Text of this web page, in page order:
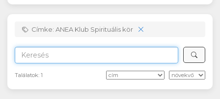
Címke: ANEA Klub Spirituális kör
Találatok: 1